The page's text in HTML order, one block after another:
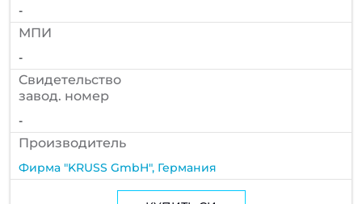
-
МПИ
-
Cвидетельство
завод. номер
-
Производитель
Фирма "KRUSS GmbH", Германия